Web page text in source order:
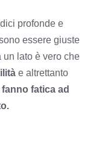
profonde e
essere giuste
un lato è vero che
e altrettanto
fatica ad